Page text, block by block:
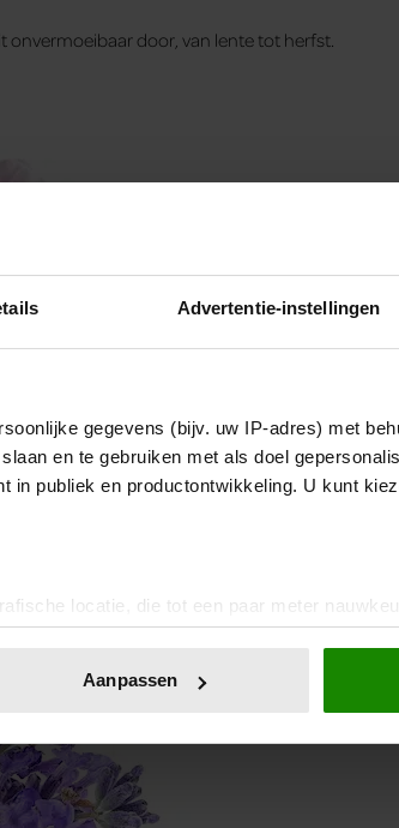
Advertentie-instellingen
gegevens (bijv. uw IP-adres) met
en te gebruiken met als doel
in publiek en productontwikkeling. U kunt
locatie, die tot een paar meter
te scannen op specifieke eigenschappen
in de Cookieverklaring.
te personaliseren, om functies voor
informatie over uw gebruik van onze site met
kunnen deze gegevens combineren met
Aanpassen
onvermoeibaar door, van lente tot herfst.
en vlinders. En bonus: lavendel houdt